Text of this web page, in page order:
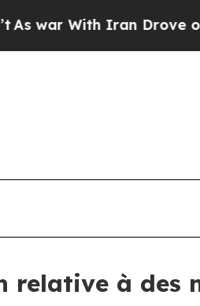
With Iran Drove oil
relative à des